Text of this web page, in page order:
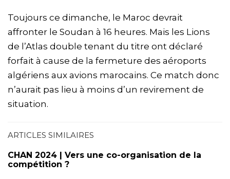
Toujours ce dimanche, le Maroc devrait
affronter le Soudan à 16 heures. Mais les Lions
de l’Atlas double tenant du titre ont déclaré
forfait à cause de la fermeture des aéroports
algériens aux avions marocains. Ce match donc
n’aurait pas lieu à moins d’un revirement de
situation.
ARTICLES SIMILAIRES
CHAN 2024 | Vers une co-organisation de la
compétition ?